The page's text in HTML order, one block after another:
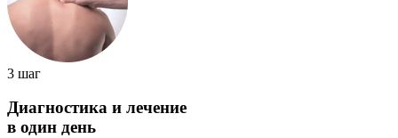
3 шаг
Диагностика и лечение
в один день